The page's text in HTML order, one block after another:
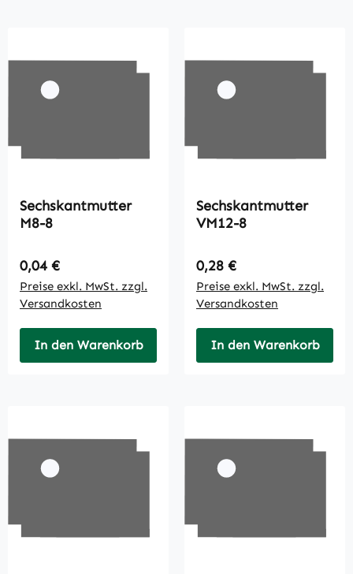
Sechskantmutter
M8-8
Regulärer Preis:
0,04 €
Preise exkl. MwSt. zzgl.
Versandkosten
In den Warenkorb
Sechskantmutter
VM12-8
Regulärer Preis:
0,28 €
Preise exkl. MwSt. zzgl.
Versandkosten
In den Warenkorb